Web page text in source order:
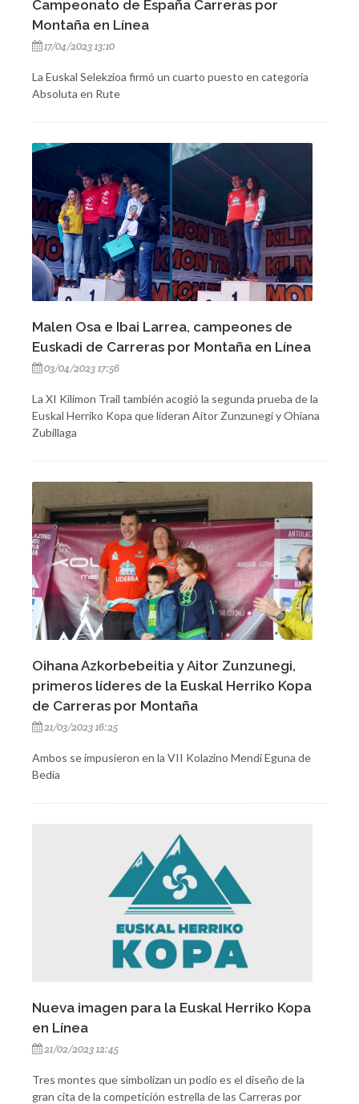
Campeonato de España Carreras por
Montaña en Línea
17/04/2023 13:10
La Euskal Selekzioa firmó un cuarto puesto en categoría
Absoluta en Rute
Malen Osa e Ibai Larrea, campeones de
Euskadi de Carreras por Montaña en Línea
03/04/2023 17:56
La XI Kilimon Trail también acogió la segunda prueba de la
Euskal Herriko Kopa que lideran Aitor Zunzunegi y Ohiana
Zubillaga
Oihana Azkorbebeitia y Aitor Zunzunegi,
primeros líderes de la Euskal Herriko Kopa
de Carreras por Montaña
21/03/2023 16:25
Ambos se impusieron en la VII Kolazino Mendi Eguna de
Bedia
Nueva imagen para la Euskal Herriko Kopa
en Línea
21/02/2023 12:45
Tres montes que simbolizan un podio es el diseño de la
gran cita de la competición estrella de las Carreras por